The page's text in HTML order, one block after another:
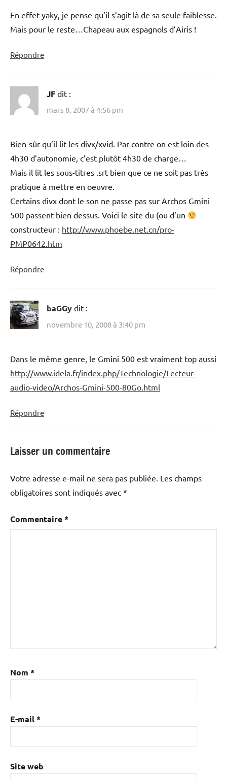
En effet yaky, je pense qu’il s’agit là de sa seule faiblesse.
Mais pour le reste…Chapeau aux espagnols d’Airis !
Répondre
JF dit :
mars 8, 2007 à 4:56 pm
Bien-sûr qu’il lit les divx/xvid. Par contre on est loin des
4h30 d’autonomie, c’est plutôt 4h30 de charge…
Mais il lit les sous-titres .srt bien que ce ne soit pas très
pratique à mettre en oeuvre.
Certains divx dont le son ne passe pas sur Archos Gmini
500 passent bien dessus. Voici le site du (ou d’un
constructeur : http://www.phoebe.net.cn/pro-
PMP0642.htm
Répondre
baGGy dit :
novembre 10, 2008 à 3:40 pm
Dans le même genre, le Gmini 500 est vraiment top aussi
http://www.idela.fr/index.php/Technologie/Lecteur-
audio-video/Archos-Gmini-500-80Go.html
Répondre
Laisser un commentaire
Votre adresse e-mail ne sera pas publiée. Les champs
obligatoires sont indiqués avec *
Commentaire*
Nom *
E-mail*
Site web